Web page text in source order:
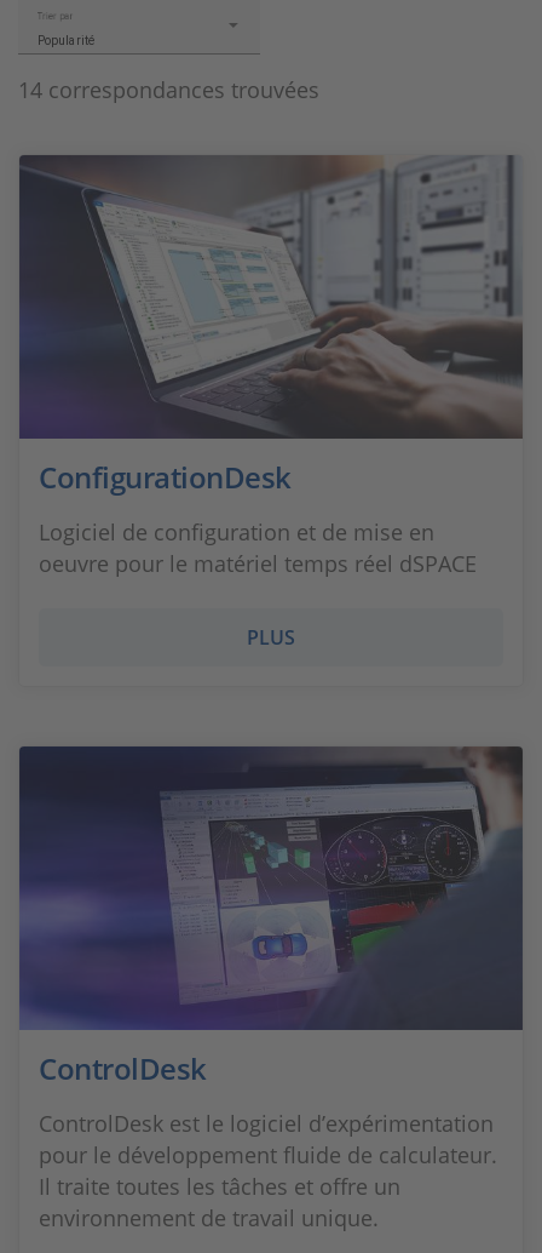
14 correspondances trouvées
Trier par
Popularité
ConfigurationDesk
Logiciel de configuration et de mise en
oeuvre pour le matériel temps réel dSPACE
PLUS
ControlDesk
ControlDesk est le logiciel d’expérimentation
pour le développement fluide de calculateur.
Il traite toutes les tâches et offre un
environnement de travail unique.